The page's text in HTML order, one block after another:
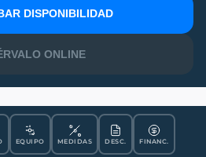
DISPONIBILIDAD
ONLINE
EQUIPO MEDIDAS DESC. FINANC.